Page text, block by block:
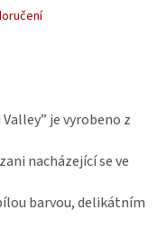
je vyrobeno z
nacházející se ve
barvou, delikátním